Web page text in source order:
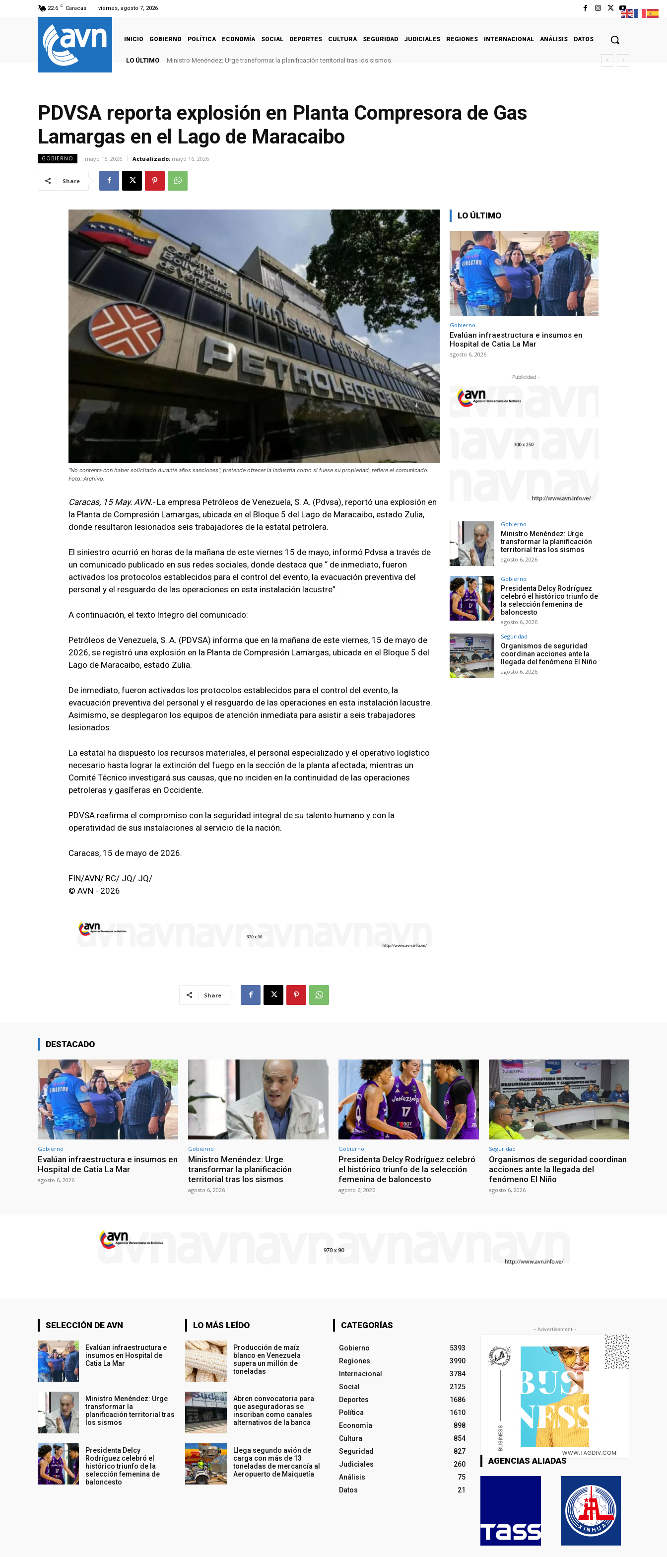
22.6 C Caracas viernes, agosto 7, 2026
INICIO GOBIERNO POLÍTICA ECONOMÍA SOCIAL DEPORTES CULTURA SEGURIDAD JUDICIALES REGIONES INTERNACIONAL ANÁLISIS DATOS
LO ÚLTIMO Ministro Menéndez: Urge transformar la planificación territorial tras los sismos
PDVSA reporta explosión en Planta Compresora de Gas
Lamargas en el Lago de Maracaibo
GOBIERNO mayo 15, 2026 Actualizado: mayo 16, 2026
Share
"No contenta con haber solicitado durante años sanciones", pretende ofrecer la industria como si fuese su propiedad, refiere el comunicado.
Foto: Archivo.
Caracas, 15 May. AVN.- La empresa Petróleos de Venezuela, S. A. (Pdvsa), reportó una explosión en
la Planta de Compresión Lamargas, ubicada en el Bloque 5 del Lago de Maracaibo, estado Zulia,
donde resultaron lesionados seis trabajadores de la estatal petrolera.
El siniestro ocurrió en horas de la mañana de este viernes 15 de mayo, informó Pdvsa a través de
un comunicado publicado en sus redes sociales, donde destaca que “ de inmediato, fueron
activados los protocolos establecidos para el control del evento, la evacuación preventiva del
personal y el resguardo de las operaciones en esta instalación lacustre”.
A continuación, el texto íntegro del comunicado:
Petróleos de Venezuela, S. A. (PDVSA) informa que en la mañana de este viernes, 15 de mayo de
2026, se registró una explosión en la Planta de Compresión Lamargas, ubicada en el Bloque 5 del
Lago de Maracaibo, estado Zulia.
De inmediato, fueron activados los protocolos establecidos para el control del evento, la
evacuación preventiva del personal y el resguardo de las operaciones en esta instalación lacustre.
Asimismo, se desplegaron los equipos de atención inmediata para asistir a seis trabajadores
lesionados.
La estatal ha dispuesto los recursos materiales, el personal especializado y el operativo logístico
necesario hasta lograr la extinción del fuego en la sección de la planta afectada; mientras un
Comité Técnico investigará sus causas, que no inciden en la continuidad de las operaciones
petroleras y gasíferas en Occidente.
PDVSA reafirma el compromiso con la seguridad integral de su talento humano y con la
operatividad de sus instalaciones al servicio de la nación.
Caracas, 15 de mayo de 2026.
FIN/AVN/ RC/ JQ/ JQ/
© AVN - 2026
Share
LO ÚLTIMO
Gobierno
Evalúan infraestructura e insumos en
Hospital de Catia La Mar
agosto 6, 2026
- Publicidad -
Gobierno
Ministro Menéndez: Urge
transformar la planificación
territorial tras los sismos
agosto 6, 2026
Gobierno
Presidenta Delcy Rodríguez
celebró el histórico triunfo de
la selección femenina de
baloncesto
agosto 6, 2026
Seguridad
Organismos de seguridad
coordinan acciones ante la
llegada del fenómeno El Niño
agosto 6, 2026
DESTACADO
Gobierno
Evalúan infraestructura e insumos en
Hospital de Catia La Mar
agosto 6, 2026
Gobierno
Ministro Menéndez: Urge
transformar la planificación
territorial tras los sismos
agosto 6, 2026
Gobierno
Presidenta Delcy Rodríguez celebró
el histórico triunfo de la selección
femenina de baloncesto
agosto 6, 2026
Seguridad
Organismos de seguridad coordinan
acciones ante la llegada del
fenómeno El Niño
agosto 6, 2026
SELECCIÓN DE AVN
Evalúan infraestructura e
insumos en Hospital de
Catia La Mar
Ministro Menéndez: Urge
transformar la
planificación territorial tras
los sismos
Presidenta Delcy
Rodríguez celebró el
histórico triunfo de la
selección femenina de
baloncesto
LO MÁS LEÍDO
Producción de maíz
blanco en Venezuela
supera un millón de
toneladas
Abren convocatoria para
que aseguradoras se
inscriban como canales
alternativos de la banca
Llega segundo avión de
carga con más de 13
toneladas de mercancía al
Aeropuerto de Maiquetía
CATEGORÍAS
Gobierno
5393
Regiones
3990
Internacional
3784
Social
2125
Deportes
1686
Política
1610
Economía
898
Cultura
854
Seguridad
827
Judiciales
260
Análisis
75
Datos
21
- Advertisement -
AGENCIAS ALIADAS